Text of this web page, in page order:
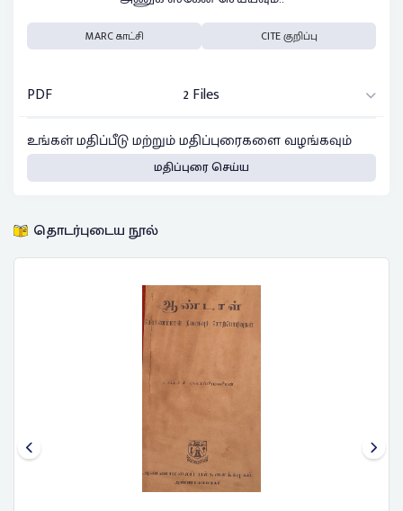
MARC காட்சி CITE குறிப்பு
PDF
2 Files
உங்கள் மதிப்பீடு மற்றும் மதிப்புரைகளை வழங்கவும்
மதிப்புரை செய்ய
தொடர்புடைய நூல்